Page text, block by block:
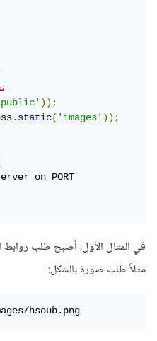
));
.static('images'));
on PORT
في المثال الأول، أصبح طلب روابط
مثلاً طلب صورة بالشكل:
hsoub.png